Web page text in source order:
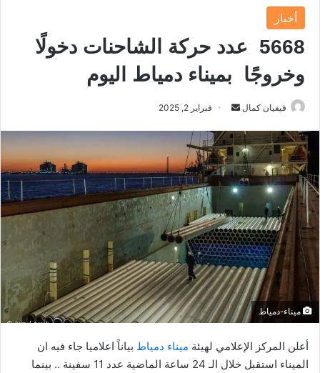
أخبار
5668 عدد حركة الشاحنات دخولًا
وخروجًا بميناء دمياط اليوم
فيفيان كمال
س
ل
ب
ر
ي
د
ا
إ
ل
ك
ت
و
ن
فبراير 2, 2025
ميناء-دمياط
أعلن المركز الإعلامي لهيئة ميناء دمياط بياناً اعلاميا جاء فيه ان
الميناء استقبل خلال الـ 24 ساعة الماضية عدد 11 سفينة .. بينما